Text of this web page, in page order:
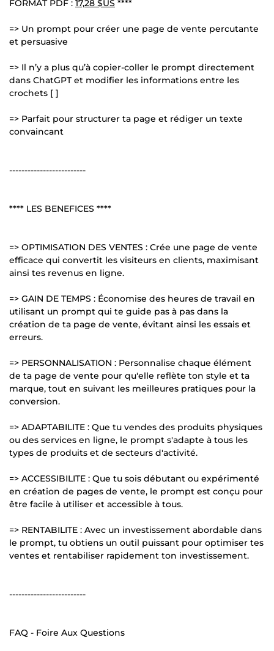
FORMAT PDF : 17,28 $US ****
=> Un prompt pour créer une page de vente percutante
et persuasive
=> Il n’y a plus qu’à copier-coller le prompt directement
dans ChatGPT et modifier les informations entre les
crochets [ ]
=> Parfait pour structurer ta page et rédiger un texte
convaincant
-------------------------
**** LES BENEFICES ****
=> OPTIMISATION DES VENTES : Crée une page de vente
efficace qui convertit les visiteurs en clients, maximisant
ainsi tes revenus en ligne.
=> GAIN DE TEMPS : Économise des heures de travail en
utilisant un prompt qui te guide pas à pas dans la
création de ta page de vente, évitant ainsi les essais et
erreurs.
=> PERSONNALISATION : Personnalise chaque élément
de ta page de vente pour qu'elle reflète ton style et ta
marque, tout en suivant les meilleures pratiques pour la
conversion.
=> ADAPTABILITE : Que tu vendes des produits physiques
ou des services en ligne, le prompt s'adapte à tous les
types de produits et de secteurs d'activité.
=> ACCESSIBILITE : Que tu sois débutant ou expérimenté
en création de pages de vente, le prompt est conçu pour
être facile à utiliser et accessible à tous.
=> RENTABILITE : Avec un investissement abordable dans
le prompt, tu obtiens un outil puissant pour optimiser tes
ventes et rentabiliser rapidement ton investissement.
-------------------------
FAQ - Foire Aux Questions